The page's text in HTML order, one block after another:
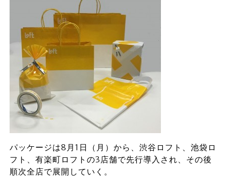
パッケージは8月1日（月）から、渋谷ロフト、池袋ロ
フト、有楽町ロフトの3店舗で先行導入され、その後
順次全店で展開していく。